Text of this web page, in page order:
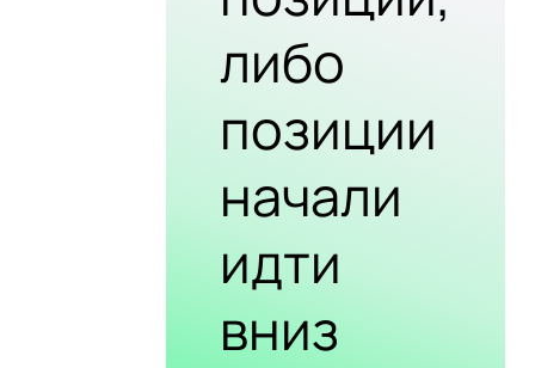
либо
позиции
начали
идти
вниз